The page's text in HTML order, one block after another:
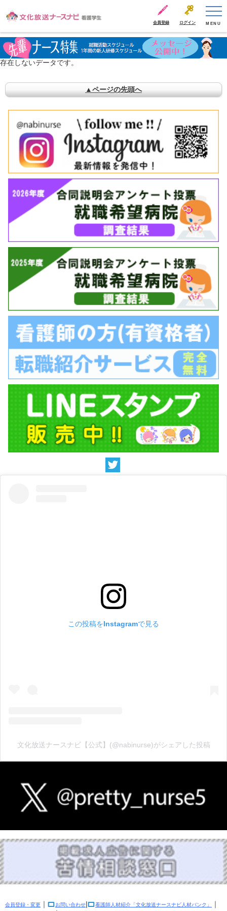
会員登録 ログイン MENU
存在しないデータです。
▲ページの先頭へ
この投稿をInstagramで見る
文化放送ナースナビ【公式】(@nabinurse)がシェアした投稿
会員登録・変更 ｜ お問い合わせ| 看護師人材紹介「文化放送ナースナビ人材バンク」
｜